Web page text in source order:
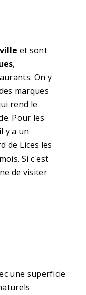
et sont
,
On y
marques
rend le
Pour les
y a un
de Lices les
Si c'est
de visiter
une superficie